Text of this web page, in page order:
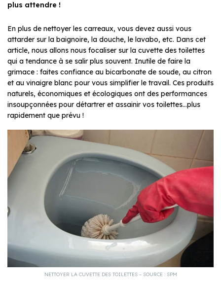
plus attendre !
En plus de nettoyer les carreaux, vous devez aussi vous
attarder sur la baignoire, la douche, le lavabo, etc. Dans cet
article, nous allons nous focaliser sur la cuvette des toilettes
qui a tendance à se salir plus souvent. Inutile de faire la
grimace : faites confiance au bicarbonate de soude, au citron
et au vinaigre blanc pour vous simplifier le travail. Ces produits
naturels, économiques et écologiques ont des performances
insoupçonnées pour détartrer et assainir vos toilettes…plus
rapidement que prévu !
NETTOYER LA CUVETTE DES TOILETTES – SOURCE : SPM